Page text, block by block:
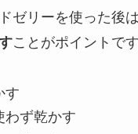
ゼリーを使った後は
ことがポイントです
す
わず乾かす